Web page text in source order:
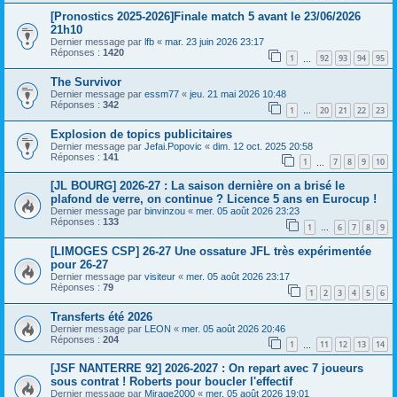
[Pronostics 2025-2026]Finale match 5 avant le 23/06/2026
21h10
Dernier message par lfb « mar. 23 juin 2026 23:17
Réponses : 1420 1 92 93 94 95
The Survivor
Dernier message par essm77 « jeu. 21 mai 2026 10:48
Réponses : 342 1 … 20 21 22 23
Explosion de topics publicitaires
Dernier message par Jefai.Popovic « dim. 12 oct. 2025 20:58
Réponses : 141 1 7 8 9 10
[JL BOURG] 2026-27 : La saison dernière on a brisé le
plafond de verre, on continue ? Licence 5 ans en Eurocup !
Dernier message par binvinzou « mer. 05 août 2026 23:23
Réponses : 133 1 … 6 7 8 9
[LIMOGES CSP] 26-27 Une ossature JFL très expérimentée
pour 26-27
Dernier message par visiteur « mer. 05 août 2026 23:17
Réponses : 79 1 2 3 4 5 6
Transferts été 2026
Dernier message par LEON « mer. 05 août 2026 20:46
Réponses : 204 1 11 12 13 14
[JSF NANTERRE 92] 2026-2027 : On repart avec 7 joueurs
sous contrat ! Roberts pour boucler l'effectif
Dernier message par Mirage2000 « mer. 05 août 2026 19:01